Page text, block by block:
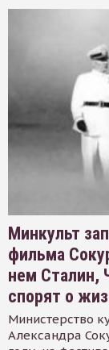
Минкульт
фильма
нем Сталин,
спорят о
Министерство
Александра